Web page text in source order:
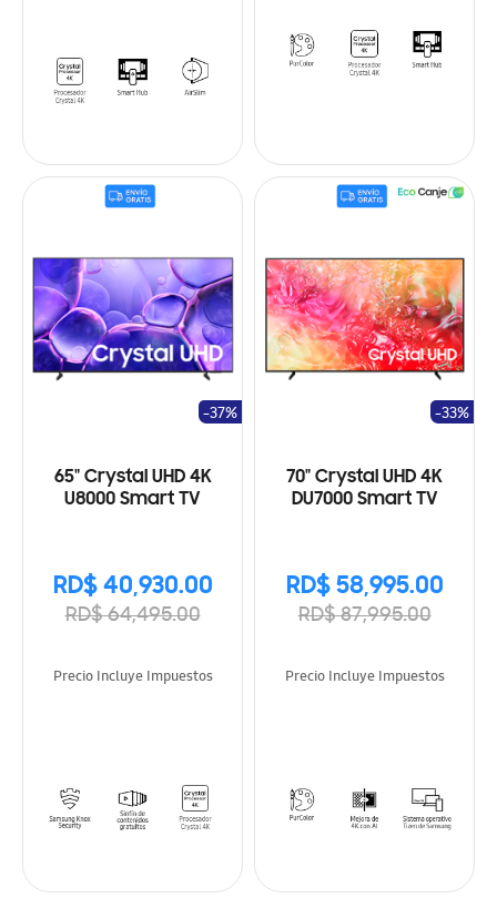
65" Crystal UHD 4K
U8000 Smart TV
RD$ 40,930.00
RD$ 64,495.00
-37%
Precio Incluye Impuestos
70" Crystal UHD 4K
DU7000 Smart TV
RD$ 58,995.00
RD$ 87,995.00
-33%
Precio Incluye Impuestos